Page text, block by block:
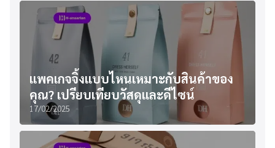
แพคเกจจิ้งแบบไหนเหมาะกับสินค้าของ
คุณ? เปรียบเทียบวัสดุและดีไซน์
17/02/2025